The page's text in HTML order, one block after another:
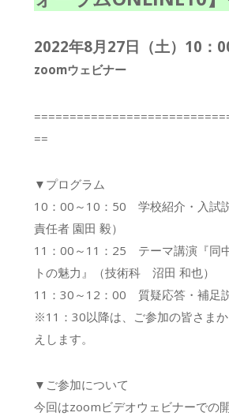
2022年8月27日（土）10：
zoomウェビナー
==
▼プログラム
10：00～10：50 学校紹介・入試
責任者 園田 毅）
11：00～11：25 テーマ講演『同
トの魅力』（技術科 沼田 和也）
11：30～12：00 質疑応答・補足
※11：30以降は、ご参加の皆さま
えします。
▼ご参加について
今回はzoomビデオウェビナーでの